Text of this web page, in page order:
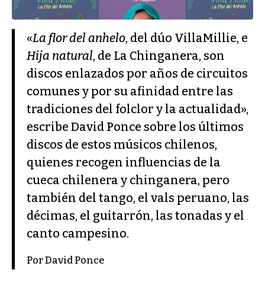
«La flor del anhelo, del dúo VillaMillie, e
Hija natural, de La Chinganera, son
discos enlazados por años de circuitos
comunes y por su afinidad entre las
tradiciones del folclor y la actualidad»,
escribe David Ponce sobre los últimos
discos de estos músicos chilenos,
quienes recogen influencias de la
cueca chilenera y chinganera, pero
también del tango, el vals peruano, las
décimas, el guitarrón, las tonadas y el
canto campesino.
Por David Ponce